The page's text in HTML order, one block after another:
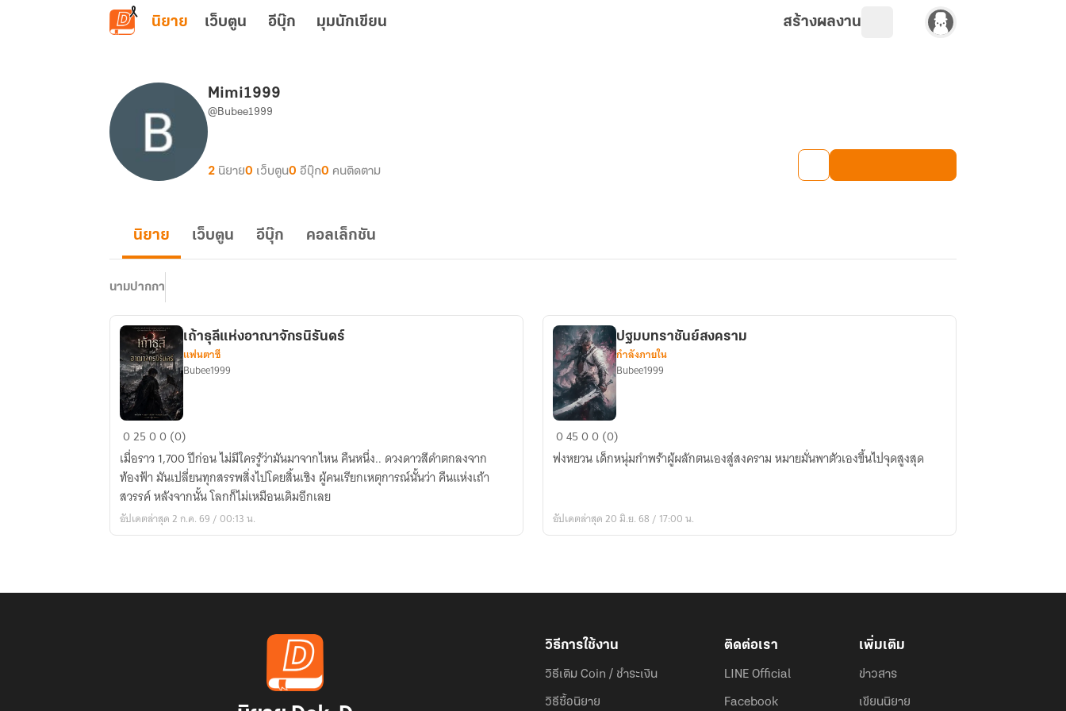
ข้ามไปยังเนื้อหาหลัก
นิยาย เว็บตูน อีบุ๊ก มุมนักเขียน สร้างผลงาน
Mimi1999
@Bubee1999
2 นิยาย0 เว็บตูน0 อีบุ๊ก0 คนติดตาม
นิยาย เว็บตูน อีบุ๊ก คอลเล็กชัน
นามปากกา
เถ้า
ธุลี
แห่ง
อาณาจักร
นิ
รัน
เถ้าธุลีแห่งอาณาจักรนิรันดร์
แฟนตาซี
Bubee1999
02500 (0)
เมื่อราว 1,700 ปีก่อน ไม่มีใครรู้ว่ามันมาจากไหน คืนหนึ่ง.. ดวงดาวสีดำตกลงจาก
ท้องฟ้า มันเปลี่ยนทุกสรรพสิ่งไปโดยสิ้นเชิง ผู้คนเรียกเหตุการณ์นั้นว่า คืนแห่งเถ้า
สวรรค์ หลังจากนั้น โลกก็ไม่เหมือนเดิมอีกเลย
อัปเดตล่าสุด 2 ก.ค. 69 / 00:13 น.
ปฐม
บท
ราชันย์
ปฐมบทราชันย์สงคราม
กำลังภายใน
Bubee1999
04500 (0)
ฟงหยวน เด็กหนุ่มกำพร้าผู้ผลักตนเองสู่สงคราม หมายมั่นพาตัวเองขึ้นไปจุดสูงสุด
อัปเดตล่าสุด 20 มิ.ย. 68 / 17:00 น.
วิธีการใช้งาน
วิธีเติม Coin / ชำระเงิน
วิธีซื้อนิยาย
ติดต่อเรา
LINE Official
Facebook
เพิ่มเติม
ข่าวสาร
เขียนนิยาย